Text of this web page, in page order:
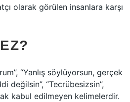
olarak görülen insanlara karşı
“Yanlış söylüyorsun, gerçek
değilsin”, “Tecrübesizsin”,
kabul edilmeyen kelimelerdir.